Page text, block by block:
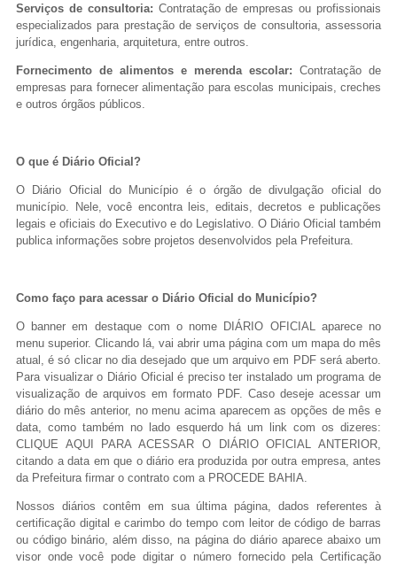
Serviços de consultoria: Contratação de empresas ou profissionais
especializados para prestação de serviços de consultoria, assessoria
jurídica, engenharia, arquitetura, entre outros.
Fornecimento de alimentos e merenda escolar: Contratação de
empresas para fornecer alimentação para escolas municipais, creches
e outros órgãos públicos.
O que é Diário Oficial?
O Diário Oficial do Município é o órgão de divulgação oficial do
município. Nele, você encontra leis, editais, decretos e publicações
legais e oficiais do Executivo e do Legislativo. O Diário Oficial também
publica informações sobre projetos desenvolvidos pela Prefeitura.
Como faço para acessar o Diário Oficial do Município?
O banner em destaque com o nome DIÁRIO OFICIAL aparece no
menu superior. Clicando lá, vai abrir uma página com um mapa do mês
atual, é só clicar no dia desejado que um arquivo em PDF será aberto.
Para visualizar o Diário Oficial é preciso ter instalado um programa de
visualização de arquivos em formato PDF. Caso deseje acessar um
diário do mês anterior, no menu acima aparecem as opções de mês e
data, como também no lado esquerdo há um link com os dizeres:
CLIQUE AQUI PARA ACESSAR O DIÁRIO OFICIAL ANTERIOR,
citando a data em que o diário era produzida por outra empresa, antes
da Prefeitura firmar o contrato com a PROCEDE BAHIA.
Nossos diários contêm em sua última página, dados referentes à
certificação digital e carimbo do tempo com leitor de código de barras
ou código binário, além disso, na página do diário aparece abaixo um
visor onde você pode digitar o número fornecido pela Certificação